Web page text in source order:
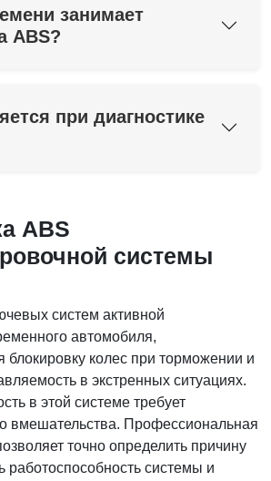
занимает
ABS?
при диагностике
ABS
системы
систем активной
автомобиля,
колес при торможении и
в экстренных ситуациях.
в этой системе требует
вмешательства. Профессиональная
точно определить причину
работоспособность системы и